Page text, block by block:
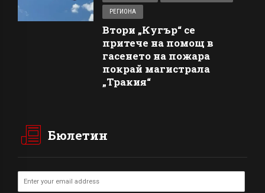
РЕГИОНА
Втори „Кугър“ се
притече на помощ в
гасенето на пожара
покрай магистрала
„Тракия“
Бюлетин